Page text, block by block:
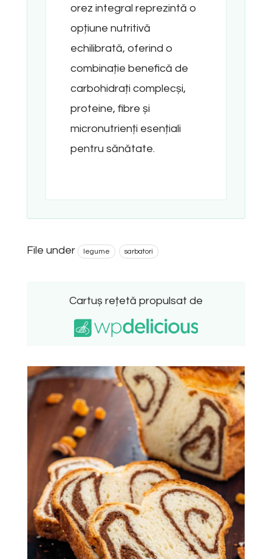
orez integral reprezintă o
opțiune nutritivă
echilibrată, oferind o
combinație benefică de
carbohidrați complecși,
proteine, fibre și
micronutrienți esențiali
pentru sănătate.
File under legume sarbatori
Cartuș rețetă propulsat de